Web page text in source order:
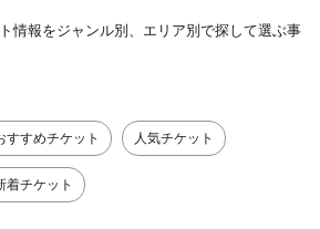
情報をジャンル別、エリア別で探して選ぶ事
すすめチケット 人気チケット
着チケット